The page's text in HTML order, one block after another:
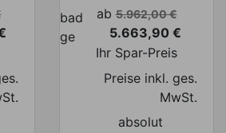
Verkaufspreis
ab 5.962,00 €
Preis
5.663,90 €
Ihr Spar-Preis
Preise inkl. ges.
MwSt.
absolut